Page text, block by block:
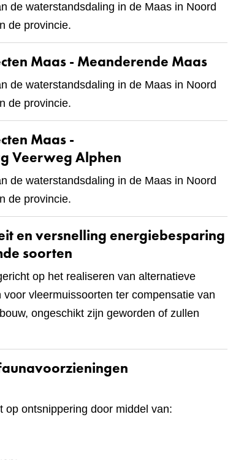
de waterstandsdaling in de Maas in Noord
de provincie.
Maas - Meanderende Maas
de waterstandsdaling in de Maas in Noord
de provincie.
Maas -
Veerweg Alphen
de waterstandsdaling in de Maas in Noord
de provincie.
en versnelling energiebesparing
soorten
op het realiseren van alternatieve
vleermuissoorten ter compensatie van
ongeschikt zijn geworden of zullen
op ontsnippering door middel van: